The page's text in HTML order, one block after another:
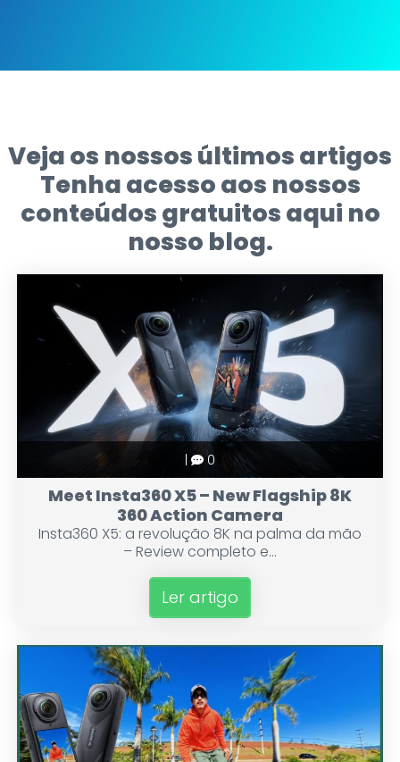
Veja os nossos últimos artigos
Tenha acesso aos nossos
conteúdos gratuitos aqui no
nosso blog.
0
Meet Insta360 X5 – New Flagship 8K
360 Action Camera
Insta360 X5: a revolução 8K na palma da mão
– Review completo e...
Ler artigo